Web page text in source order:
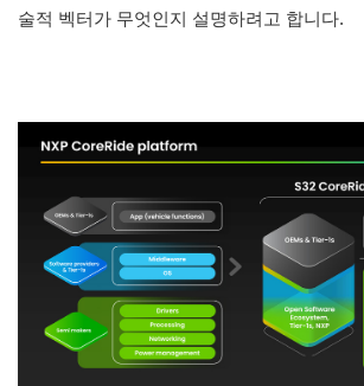
술적 벡터가 무엇인지 설명하려고 합니다.